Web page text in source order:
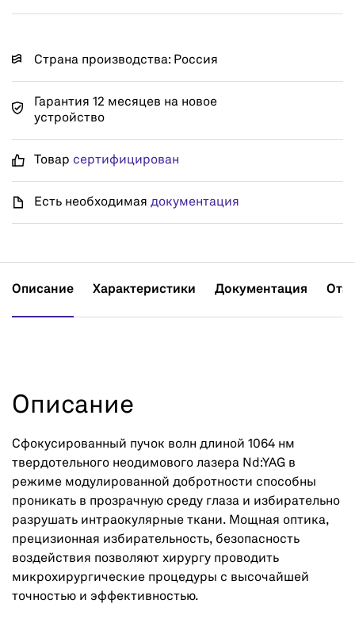
Страна производства: Россия
Гарантия 12 месяцев на новое
устройство
Товар сертифицирован
Есть необходимая документация
Описание Характеристики Документация
Описание
Сфокусированный пучок волн длиной 1064 нм
твердотельного неодимового лазера Nd:YAG в
режиме модулированной добротности способны
проникать в прозрачную среду глаза и избирательно
разрушать интраокулярные ткани. Мощная оптика,
прецизионная избирательность, безопасность
воздействия позволяют хирургу проводить
микрохирургические процедуры с высочайшей
точностью и эффективностью.